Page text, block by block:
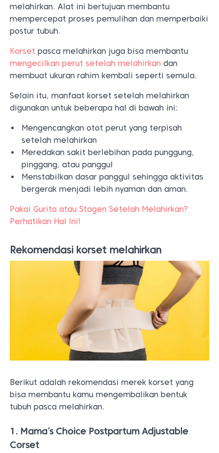
melahirkan. Alat ini bertujuan membantu
mempercepat proses pemulihan dan memperbaiki
postur tubuh.
Korset pasca melahirkan juga bisa membantu
mengecilkan perut setelah melahirkan dan
membuat ukuran rahim kembali seperti semula.
Selain itu, manfaat korset setelah melahirkan
digunakan untuk beberapa hal di bawah ini:
Mengencangkan otot perut yang terpisah
setelah melahirkan
Meredakan sakit berlebihan pada punggung,
pinggang, atau panggul
Menstabilkan dasar panggul sehingga aktivitas
bergerak menjadi lebih nyaman dan aman.
Pakai Gurita atau Stagen Setelah Melahirkan?
Perhatikan Hal Ini!
Rekomendasi korset melahirkan
Berikut adalah rekomendasi merek korset yang
bisa membantu kamu mengembalikan bentuk
tubuh pasca melahirkan.
1. Mama’s Choice Postpartum Adjustable
Corset